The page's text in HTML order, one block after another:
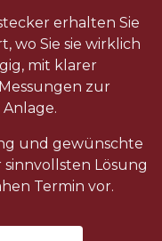
erhalten Sie
wo Sie sie wirklich
mit klarer
zur
und gewünschte
sinnvollsten Lösung
Termin vor.